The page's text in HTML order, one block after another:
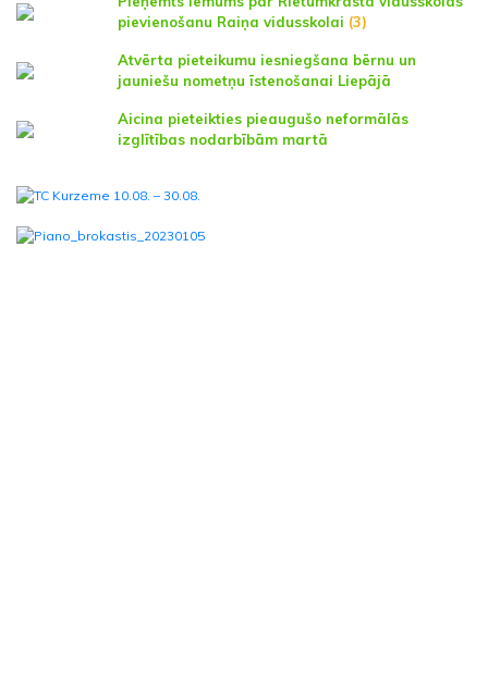
pievienošanu Raiņa vidusskolai (3)
Atvērta pieteikumu iesniegšana bērnu un
jauniešu nometņu īstenošanai Liepājā
Aicina pieteikties pieaugušo neformālās
izglītības nodarbībām martā